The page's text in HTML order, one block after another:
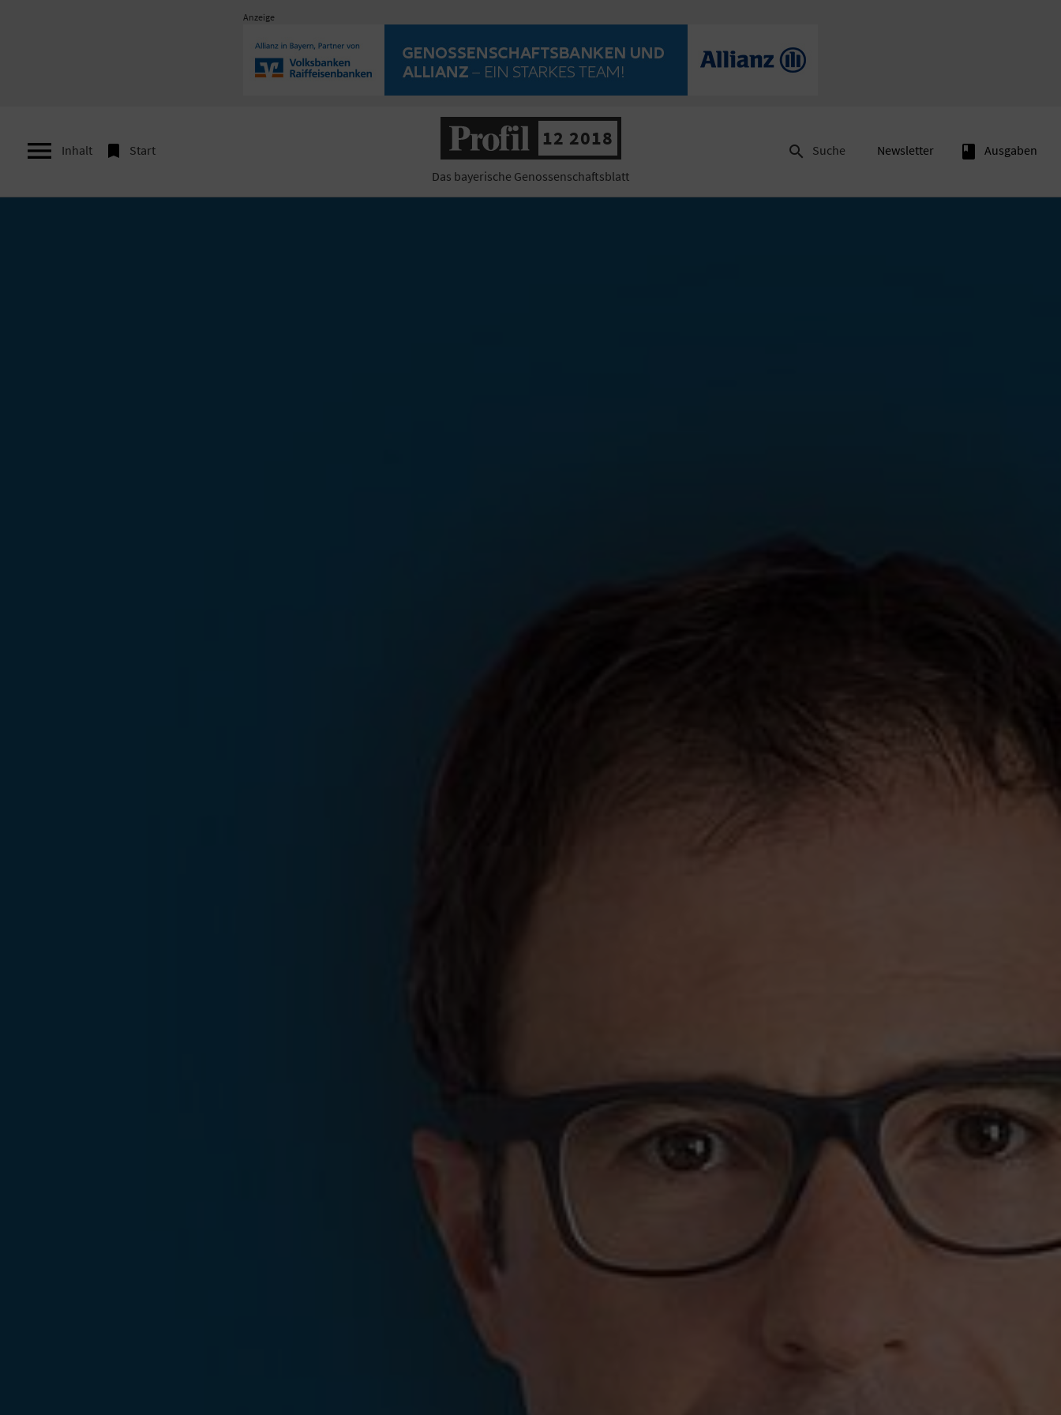
Anzeige
 Inhalt  Start
12 2018
Das bayerische Genossenschaftsblatt
 Suche Newsletter book Ausgaben